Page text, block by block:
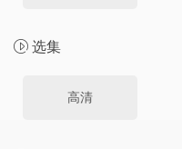
选集
高清